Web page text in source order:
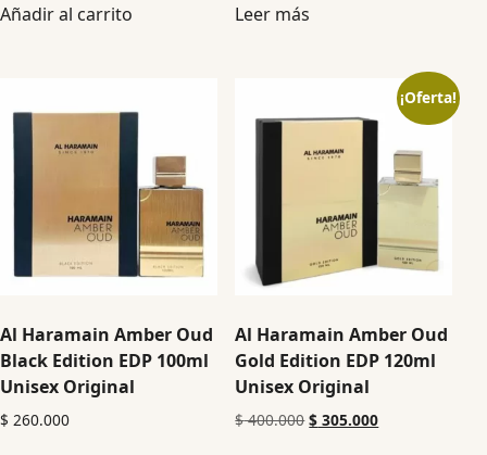
Añadir al carrito Leer más
Al Haramain Amber Oud
Black Edition EDP 100ml
Unisex Original
$ 260.000
¡Oferta!
Al Haramain Amber Oud
Gold Edition EDP 120ml
Unisex Original
$400.000 $ 305.000